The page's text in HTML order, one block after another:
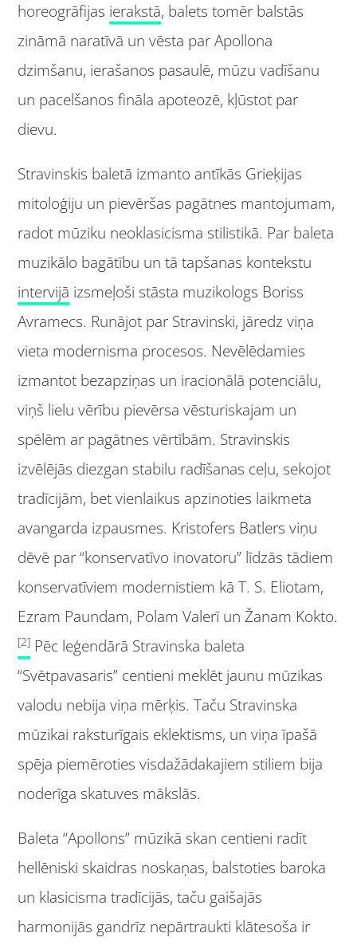
horeogrāfijas ierakstā, balets tomēr balstās
zināmā naratīvā un vēsta par Apollona
dzimšanu, ierašanos pasaulē, mūzu vadīšanu
un pacelšanos fināla apoteozē, kļūstot par
dievu.
Stravinskis baletā izmanto antīkās Grieķijas
mitoloģiju un pievēršas pagātnes mantojumam,
radot mūziku neoklasicisma stilistikā. Par baleta
muzikālo bagātību un tā tapšanas kontekstu
intervijā izsmeļoši stāsta muzikologs Boriss
Avramecs. Runājot par Stravinski, jāredz viņa
vieta modernisma procesos. Nevēlēdamies
izmantot bezapziņas un iracionālā potenciālu,
viņš lielu vērību pievērsa vēsturiskajam un
spēlēm ar pagātnes vērtībām. Stravinskis
izvēlējās diezgan stabilu radīšanas ceļu, sekojot
tradīcijām, bet vienlaikus apzinoties laikmeta
avangarda izpausmes. Kristofers Batlers viņu
dēvē par “konservatīvo inovatoru” līdzās tādiem
konservatīviem modernistiem kā T. S. Eliotam,
Ezram Paundam, Polam Valerī un Žanam Kokto.
[2] Pēc leģendārā Stravinska baleta
“Svētpavasaris” centieni meklēt jaunu mūzikas
valodu nebija viņa mērķis. Taču Stravinska
mūzikai raksturīgais eklektisms, un viņa īpašā
spēja piemēroties visdažādakajiem stiliem bija
noderīga skatuves mākslās.
Baleta “Apollons” mūzikā skan centieni radīt
hellēniski skaidras noskaņas, balstoties baroka
un klasicisma tradīcijās, taču gaišajās
harmonijās gandrīz nepārtraukti klātesoša ir